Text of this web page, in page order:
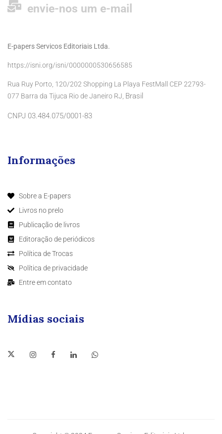
envie-nos um e-mail
E-papers Servicos Editoriais Ltda.
https://isni.org/isni/0000000530656585
Rua Ruy Porto, 120/202 Shopping La Playa FestMall CEP 22793-
077 Barra da Tijuca Rio de Janeiro RJ, Brasil
CNPJ 03.484.075/0001-83
Informações
Sobre a E-papers
Livros no prelo
Publicação de livros
Editoração de periódicos
Política de Trocas
Política de privacidade
Entre em contato
Mídias sociais